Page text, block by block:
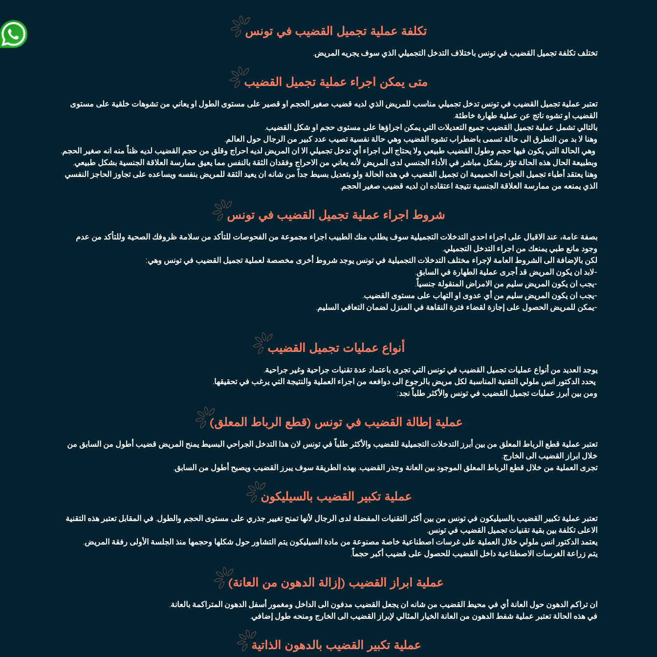
تكلفة عملية تجميل القضيب في تونس
تختلف تكلفة تجميل القضيب في تونس باختلاف التدخل التجميلي الذي سوف يجريه المريض.
متى يمكن اجراء عملية تجميل القضيب
تعتبر عملية تجميل القضيب في تونس تدخل تجميلي مناسب للمريض الذي لديه قضيب صغير الحجم او قصير على مستوى الطول او يعاني من تشوهات خلقية على مستوى
القضيب او تشوه ناتج عن عملية طهارة خاطئة.
بالتالي تشمل عملية تجميل القضيب جميع التعديلات التي يمكن اجراؤها على مستوى حجم او شكل القضيب.
وهنا لا بد من التطرق الى حالة تسمى باضطراب تشوه القضيب وهي حالة نفسية تصيب عدد كبير من الرجال حول العالم.
وهي الحالة التي يكون فيها حجم وطول القضيب طبيعي ولا يحتاج الى اجراء أي تدخل تجميلي الا ان المريض لديه احراج وقلق من حجم القضيب لديه ظناً منه انه صغير الحجم.
وبطبيعة الحال هذه الحالة تؤثر بشكل مباشر في الأداء الجنسي لدى المريض لأنه يعاني من الاحراج وفقدان الثقة بالنفس مما يعيق ممارسة العلاقة الجنسية بشكل طبيعي.
وهنا يعتقد أطباء تجميل الجراحة الحميمية ان تجميل القضيب في هذه الحالة ولو بتعديل بسيط جداً من شانه ان يعيد الثقة للمريض بنفسه ويساعده على تجاوز الحاجز النفسي
الذي يمنعه من ممارسة العلاقة الجنسية نتيجة اعتقاده ان لديه قضيب صغير الحجم.
شروط اجراء عملية تجميل القضيب في تونس
بصفة عامة، عند الاقبال على اجراء احدى التدخلات التجميلية سوف يطلب منك الطبيب اجراء مجموعة من الفحوصات للتأكد من سلامة ظروفك الصحية وللتأكد من عدم
وجود مانع طبي يمنعك من اجراء التدخل التجميلي.
لكن بالإضافة الى الشروط العامة لإجراء مختلف التدخلات التجميلية في تونس يوجد شروط أخرى مخصصة لعملية تجميل القضيب في تونس وهي:
-لابد ان يكون المريض قد أجرى عملية الطهارة في السابق.
-يجب ان يكون المريض سليم من الامراض المنقولة جنسياً.
-يجب ان يكون المريض سليم من أي عدوى او التهاب على مستوى القضيب.
-يمكن للمريض الحصول على إجازة لقضاء فترة النقاهة في المنزل لضمان التعافي السليم.
أنواع عمليات تجميل القضيب
يوجد العديد من أنواع عمليات تجميل القضيب في تونس التي تجرى باعتماد عدة تقنيات جراحية وغير جراحية.
يحدد الدكتور انس ملولي التقنية المناسبة لكل مريض بالرجوع الى دوافعه من اجراء العملية والنتيجة التي يرغب في تحقيقها.
ومن بين أبرز عمليات تجميل القضيب في تونس والأكثر طلباً نجد:
عملية إطالة القضيب في تونس (قطع الرباط المعلق)
تعتبر عملية قطع الرباط المعلق من بين أبرز التدخلات التجميلية للقضيب والأكثر طلباً في تونس لان هذا التدخل الجراحي البسيط يمنح المريض قضيب أطول من السابق من
خلال ابراز القضيب الى الخارج.
تجرى العملية من خلال قطع الرباط المعلق الموجود بين العانة وجذر القضيب. بهذه الطريقة سوف يبرز القضيب ويصبح أطول من السابق.
عملية تكبير القضيب بالسيليكون
تعتبر عملية تكبير القضيب بالسيليكون في تونس من بين أكثر التقنيات المفضلة لدى الرجال لأنها تمنح تغيير جذري على مستوى الحجم والطول. في المقابل تعتبر هذه التقنية
الاعلى تكلفة بين بقية تقنيات تجميل القضيب في تونس.
يعتمد الدكتور انس ملولي خلال العملية على غرسات اصطناعية خاصة مصنوعة من مادة السيليكون يتم التشاور حول شكلها وحجمها منذ الجلسة الأولى رفقة المريض.
يتم زراعة الغرسات الاصطناعية داخل القضيب للحصول على قضيب أكبر حجماً.
عملية ابراز القضيب (إزالة الدهون من العانة)
ان تراكم الدهون حول العانة أي في محيط القضيب من شانه ان يجعل القضيب مدفون الى الداخل ومغمور أسفل الدهون المتراكمة بالعانة.
في هذه الحالة تعتبر عملية شفط الدهون من العانة الخيار المثالي لإبراز القضيب الى الخارج ومنحه طول إضافي.
عملية تكبير القضيب بالدهون الذاتية